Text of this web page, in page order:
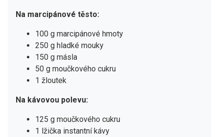
Na marcipánové těsto:
100 g marcipánové hmoty
250 g hladké mouky
150 g másla
50 g moučkového cukru
1 žloutek
Na kávovou polevu:
125 g moučkového cukru
1 lžička instantní kávy